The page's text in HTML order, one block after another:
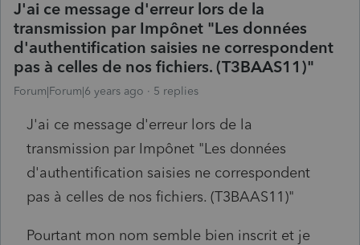
J'ai ce message d'erreur lors de la
transmission par Impônet "Les données
d'authentification saisies ne correspondent
pas à celles de nos fichiers. (T3BAAS11)"
Forum|Forum|6 years ago 5 replies
J'ai ce message d'erreur lors de la
transmission par Impônet "Les données
d'authentification saisies ne correspondent
pas à celles de nos fichiers. (T3BAAS11)"
Pourtant mon nom semble bien inscrit et je